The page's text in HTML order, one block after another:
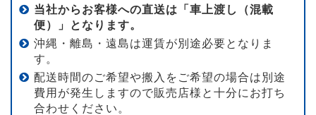
当社からお客様への直送は「車上渡し（混載
便）」となります。
沖縄・離島・遠島は運賃が別途必要となりま
す。
配送時間のご希望や搬入をご希望の場合は別途
費用が発生しますので販売店様と十分にお打ち
合わせください。